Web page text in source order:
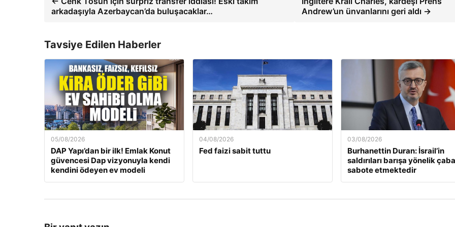
arkadaşıyla Azerbaycan’da buluşacaklar…
Andrew’un ünvanlarını geri aldı →
Tavsiye Edilen Haberler
05/08/2026
DAP Yapı’dan bir ilk! Emlak Konut
güvencesi Dap vizyonuyla kendi
kendini ödeyen ev modeli
04/08/2026
Fed faizi sabit tuttu
03/08/2026
Burhanettin Duran: İsrail’in
saldırıları barışa yönelik
sabote etmektedir